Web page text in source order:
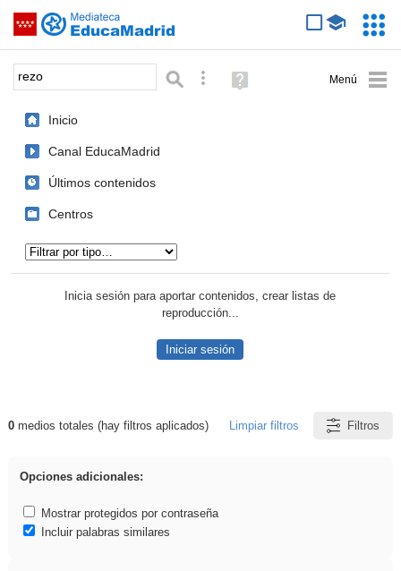
Saltar navegación
Palabra o frase: Búsqueda avanzada
Ayuda
(en
Inicio
Canal EducaMadrid
Últimos contenidos
Centros
Inicia sesión para aportar contenidos, crear listas de
reproducción...
Iniciar sesión
Resultados de: rezo
0medios totales (hay filtros aplicados) Limpiar filtros Filtros
Opciones adicionales:
Mostrar protegidos por contraseña
Incluir palabras similares